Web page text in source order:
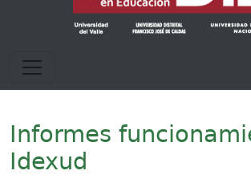
Informes
Idexud